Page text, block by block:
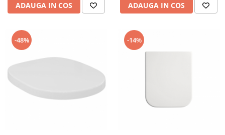
ADAUGA IN COS ADAUGA IN COS
-48% -14%